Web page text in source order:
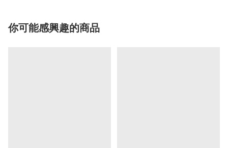
你可能感興趣的商品